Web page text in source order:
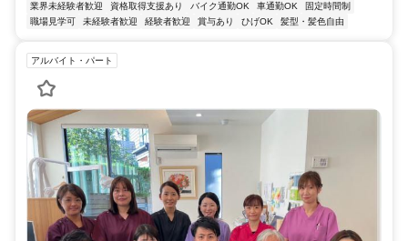
業界未経験者歓迎 資格取得支援あり バイク通勤OK 車通勤OK
固定時間制
職場見学可
未経験者歓迎 経験者歓迎 賞与あり ひげOK 髪型・髪色自由
アルバイト・パート